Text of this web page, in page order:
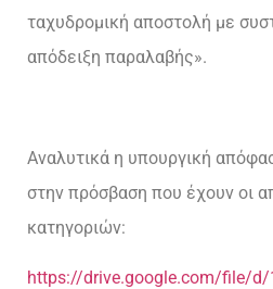
ταχυδρομική αποστολή με
απόδειξη παραλαβής».
Αναλυτικά η υπουργική
στην πρόσβαση που έχουν οι
κατηγοριών:
https://drive.google.com/file/d/